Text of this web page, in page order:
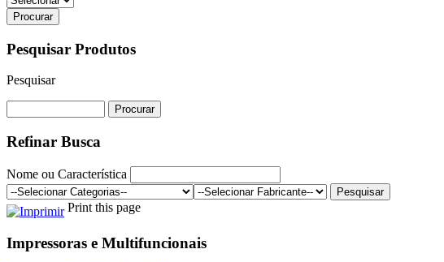
Pesquisar Produtos
Pesquisar
Refinar Busca
Nome ou Característica
Print this page
Impressoras e Multifuncionais